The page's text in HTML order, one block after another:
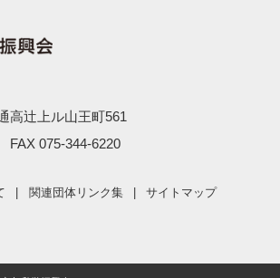
高辻上ル山王町561
FAX 075-344-6220
関連団体リンク集 サイトマップ